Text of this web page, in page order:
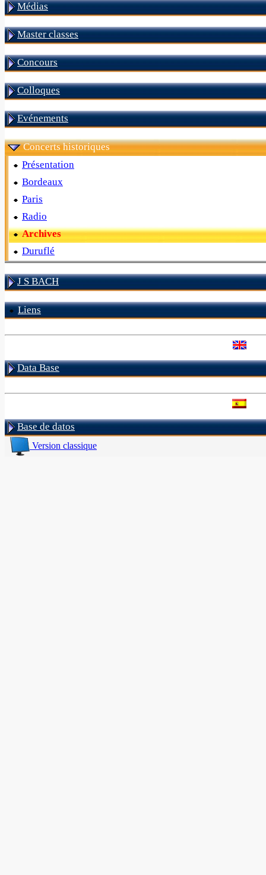
Médias
Master classes
Concours
Colloques
Evénements
Concerts historiques
Présentation
Bordeaux
Paris
Radio
Archives
Duruflé
J S BACH
Liens
Data Base
Base de datos
Version classique